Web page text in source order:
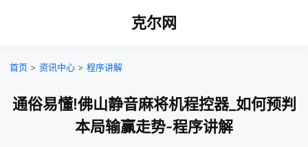
克尔网
首页 > 资讯中心 > 程序讲解
通俗易懂!佛山静音麻将机程控器_如何预判
本局输赢走势-程序讲解